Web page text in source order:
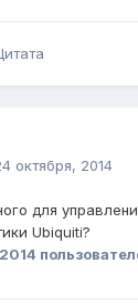
октября, 2014
для
Ubiquiti?